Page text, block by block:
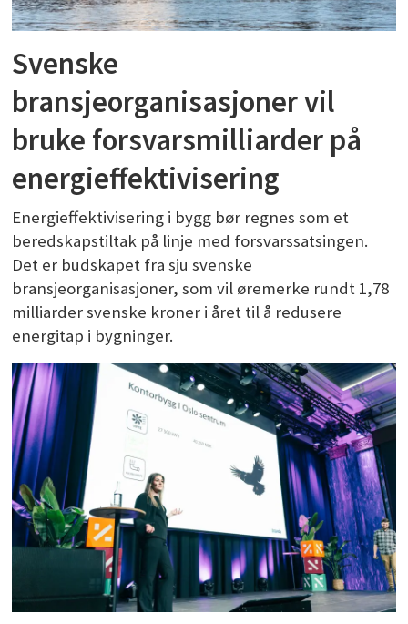
Svenske
bransjeorganisasjoner vil
bruke forsvarsmilliarder på
energieffektivisering
Energieffektivisering i bygg bør regnes som et
beredskapstiltak på linje med forsvarssatsingen.
Det er budskapet fra sju svenske
bransjeorganisasjoner, som vil øremerke rundt 1,78
milliarder svenske kroner i året til å redusere
energitap i bygninger.